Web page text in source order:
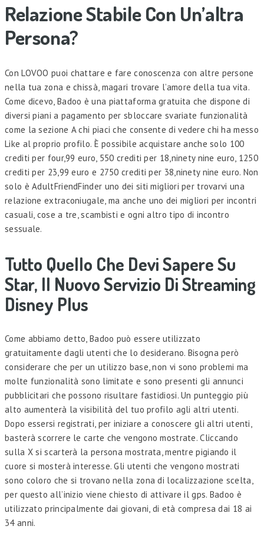
Relazione Stabile Con Un’altra
Persona?
Con LOVOO puoi chattare e fare conoscenza con altre persone
nella tua zona e chissà, magari trovare l’amore della tua vita.
Come dicevo, Badoo è una piattaforma gratuita che dispone di
diversi piani a pagamento per sbloccare svariate funzionalità
come la sezione A chi piaci che consente di vedere chi ha messo
Like al proprio profilo. È possibile acquistare anche solo 100
crediti per four,99 euro, 550 crediti per 18,ninety nine euro, 1250
crediti per 23,99 euro e 2750 crediti per 38,ninety nine euro. Non
solo è AdultFriendFinder uno dei siti migliori per trovarvi una
relazione extraconiugale, ma anche uno dei migliori per incontri
casuali, cose a tre, scambisti e ogni altro tipo di incontro
sessuale.
Tutto Quello Che Devi Sapere Su
Star, Il Nuovo Servizio Di Streaming
Disney Plus
Come abbiamo detto, Badoo può essere utilizzato
gratuitamente dagli utenti che lo desiderano. Bisogna però
considerare che per un utilizzo base, non vi sono problemi ma
molte funzionalità sono limitate e sono presenti gli annunci
pubblicitari che possono risultare fastidiosi. Un punteggio più
alto aumenterà la visibilità del tuo profilo agli altri utenti.
Dopo essersi registrati, per iniziare a conoscere gli altri utenti,
basterà scorrere le carte che vengono mostrate. Cliccando
sulla X si scarterà la persona mostrata, mentre pigiando il
cuore si mosterà interesse. Gli utenti che vengono mostrati
sono coloro che si trovano nella zona di localizzazione scelta,
per questo all’inizio viene chiesto di attivare il gps. Badoo è
utilizzato principalmente dai giovani, di età compresa dai 18 ai
34 anni.